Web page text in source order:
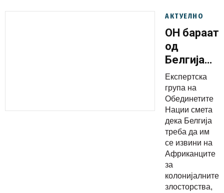
АКТУЕЛНО
ОН бараат
од
Белгија
да се
извини за
минато
Експертска
група на
Обединетите
Нации смета
дека Белгија
треба да им
се извини на
Африканците
за
колонијалните
злосторства,